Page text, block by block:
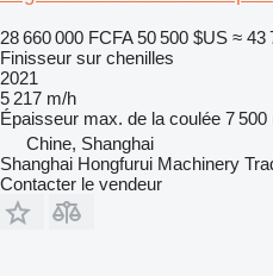
28 660 000 FCFA 50 500 $US ≈ 43
Finisseur sur chenilles
2021
5 217 m/h
Épaisseur max. de la coulée 7 500
Chine, Shanghai
Shanghai Hongfurui Machinery
Contacter le vendeur